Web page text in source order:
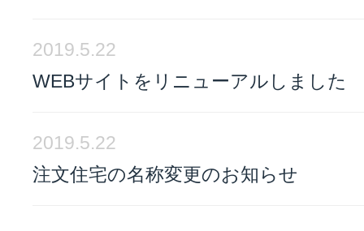
2019.5.22
WEBサイトをリニューアルしました
2019.5.22
注文住宅の名称変更のお知らせ